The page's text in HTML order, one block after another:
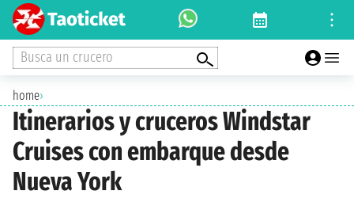
Busca un crucero
home›
Itinerarios y cruceros Windstar
Cruises con embarque desde
Nueva York